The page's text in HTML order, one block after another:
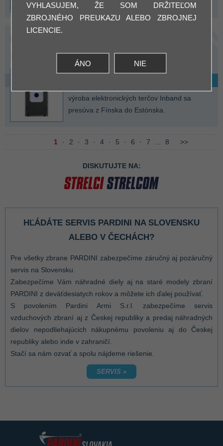
výroba elektronických terčov Inband sa
presúva z Fínska do Estónska.
1 · 2 · 3 · 4 · 5 · 6 · 7 8 >>
DISKUTUJTE NA:
HĽÁDÁTE SERVIS PARDINI NA SLOVENSKU
ALEBO V ČECHÁCH?
Pre všetky zbrane PARDINI zabezpečíme záručný aj pozáručný
servis na Slovensku.
Zabezpečíme Vám náhradné diely aj na staré modely zbraní
PARDINI z deväťdesiatych rokov a môžete ich ďalej používať.
S povolením Pardini Armi S.r.l. zabezpečíme servis
vzduchových zbraní aj z Českej republiky a predaj náhradných
dielov nepodliehajúcich nákupnému povoleniu aj do Českej
republiky alebo inde v zahraničí.
Stačí sa nám ozvať a spolu nájdeme riešenie.
SERVIS »
VYHLASUJEM, ŽE SOM DRŽITEĽOM
ZBROJNÉHO PREUKAZU ALEBO ZBROJNEJ
LICENCIE.
ÁNO NIE